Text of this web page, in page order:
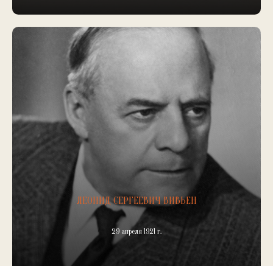
ЛЕОНИД СЕРГЕЕВИЧ ВИВЬЕН
29 апреля 1921 г.